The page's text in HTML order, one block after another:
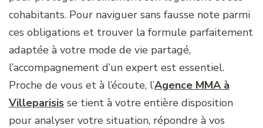
cohabitants. Pour naviguer sans fausse note parmi
ces obligations et trouver la formule parfaitement
adaptée à votre mode de vie partagé,
l’accompagnement d’un expert est essentiel.
Proche de vous et à l’écoute, l’Agence MMA à
Villeparisis se tient à votre entière disposition
pour analyser votre situation, répondre à vos